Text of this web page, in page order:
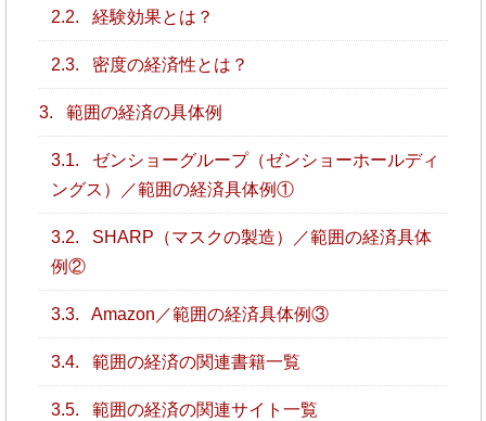
2.2. 経験効果とは？
2.3. 密度の経済性とは？
3. 範囲の経済の具体例
3.1.
ゼンショーグループ（ゼンショーホールディ
ングス）／範囲の経済具体例①
3.2.
SHARP（マスクの製造）／範囲の経済具体
例②
3.3. Amazon／範囲の経済具体例③
3.4. 範囲の経済の関連書籍一覧
3.5. 範囲の経済の関連サイト一覧